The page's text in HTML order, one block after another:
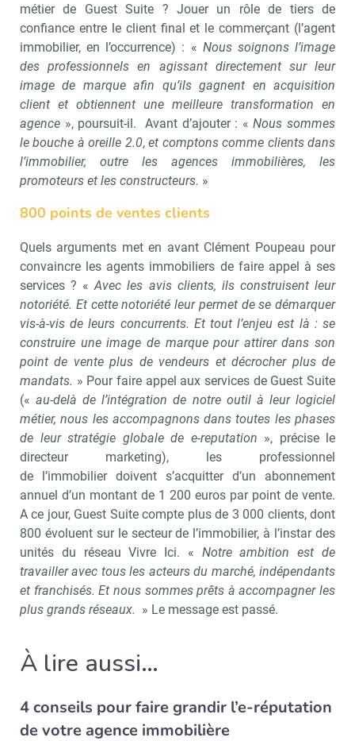
métier de Guest Suite ? Jouer un rôle de tiers de
confiance entre le client final et le commerçant (l’agent
immobilier, en l’occurrence) : « Nous soignons l’image
des professionnels en agissant directement sur leur
image de marque afin qu’ils gagnent en acquisition
client et obtiennent une meilleure transformation en
agence », poursuit-il. Avant d’ajouter : «Nous sommes
le bouche à oreille 2.0,et comptons comme clients dans
l’immobilier, outre les agences immobilières, les
promoteurs et les constructeurs. »
800 points de ventes clients
Quels arguments met en avant Clément Poupeau pour
convaincre les agents immobiliers de faire appel à ses
services ? «Avec les avis clients, ils construisent leur
notoriété. Et cette notoriété leur permet de se démarquer
vis-à-vis de leurs concurrents. Et tout l’enjeu est là : se
construire une image de marque pour attirer dans son
point de vente plus de vendeurs et décrocher plus de
mandats. » Pour faire appel aux services de Guest Suite
(«au-delà de l’intégration de notre outil à leur logiciel
métier, nous les accompagnons dans toutes les phases
de leur stratégie globale de e-reputation », précise le
directeur marketing), les professionnel
de l’immobilier doivent s’acquitter d’un abonnement
annuel d’un montant de 1 200 euros par point de vente.
A ce jour, Guest Suite compte plus de 3 000 clients, dont
800 évoluent sur le secteur de l’immobilier, à l’instar des
unités du réseau Vivre Ici. « Notre ambition est de
travailler avec tous les acteurs du marché, indépendants
et franchisés. Et nous sommes prêts à accompagner les
plus grands réseaux. » Le message est passé.
À lire aussi…
4 conseils pour faire grandir l’e-réputation
de votre agence immobilière